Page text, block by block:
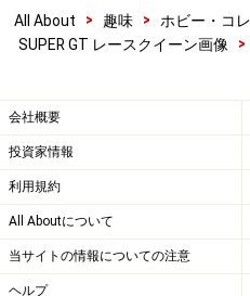
All About > 趣味 > ホビー・コ
SUPER GT レースクイーン画像
>
会社概要
投資家情報
利用規約
All Aboutについて
当サイトの情報についての注意
ヘルプ